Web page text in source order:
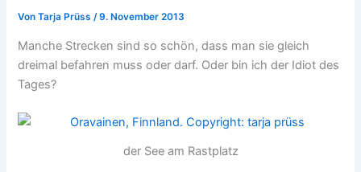
VonTarja Prüss/9. November 2013
Manche Strecken sind so schön, dass man sie gleich
dreimal befahren muss oder darf. Oder bin ich der Idiot des
Tages?
der See am Rastplatz